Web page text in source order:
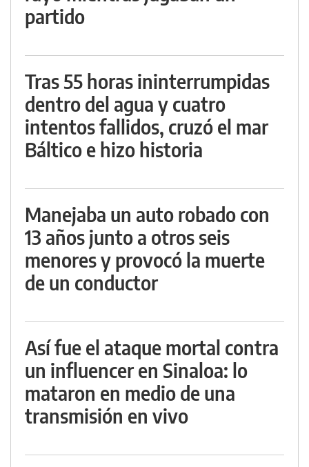
partido
Tras 55 horas ininterrumpidas
dentro del agua y cuatro
intentos fallidos, cruzó el mar
Báltico e hizo historia
Manejaba un auto robado con
13 años junto a otros seis
menores y provocó la muerte
de un conductor
Así fue el ataque mortal contra
un influencer en Sinaloa: lo
mataron en medio de una
transmisión en vivo